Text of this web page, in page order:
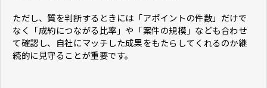
ただし、質を判断するときには「アポイントの件数」だけで
なく「成約につながる比率」や「案件の規模」なども合わせ
て確認し、自社にマッチした成果をもたらしてくれるのか継
続的に見守ることが重要です。